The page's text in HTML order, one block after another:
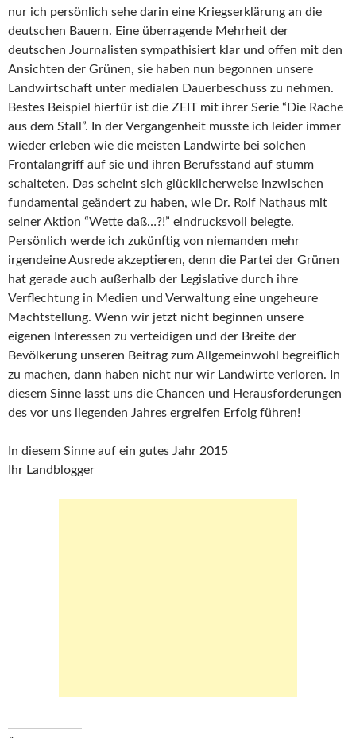
nur ich persönlich sehe darin eine Kriegserklärung an die
deutschen Bauern. Eine überragende Mehrheit der
deutschen Journalisten sympathisiert klar und offen mit den
Ansichten der Grünen, sie haben nun begonnen unsere
Landwirtschaft unter medialen Dauerbeschuss zu nehmen.
Bestes Beispiel hierfür ist die ZEIT mit ihrer Serie “Die Rache
aus dem Stall”. In der Vergangenheit musste ich leider immer
wieder erleben wie die meisten Landwirte bei solchen
Frontalangriff auf sie und ihren Berufsstand auf stumm
schalteten. Das scheint sich glücklicherweise inzwischen
fundamental geändert zu haben, wie Dr. Rolf Nathaus mit
seiner Aktion “Wette daß…?!” eindrucksvoll belegte.
Persönlich werde ich zukünftig von niemanden mehr
irgendeine Ausrede akzeptieren, denn die Partei der Grünen
hat gerade auch außerhalb der Legislative durch ihre
Verflechtung in Medien und Verwaltung eine ungeheure
Machtstellung. Wenn wir jetzt nicht beginnen unsere
eigenen Interessen zu verteidigen und der Breite der
Bevölkerung unseren Beitrag zum Allgemeinwohl begreiflich
zu machen, dann haben nicht nur wir Landwirte verloren. In
diesem Sinne lasst uns die Chancen und Herausforderungen
des vor uns liegenden Jahres ergreifen Erfolg führen!
In diesem Sinne auf ein gutes Jahr 2015
Ihr Landblogger